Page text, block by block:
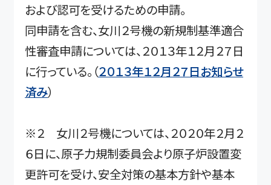
および認可を受けるための申請。
同申請を含む、女川２号機の新規制基準適合
性審査申請については、２０１３年１２月２７日
に行っている。（２０１３年１２月２７日お知らせ
済み）
※２ 女川２号機については、２０２０年２月２
６日に、原子力規制委員会より原子炉設置変
更許可を受け、安全対策の基本方針や基本